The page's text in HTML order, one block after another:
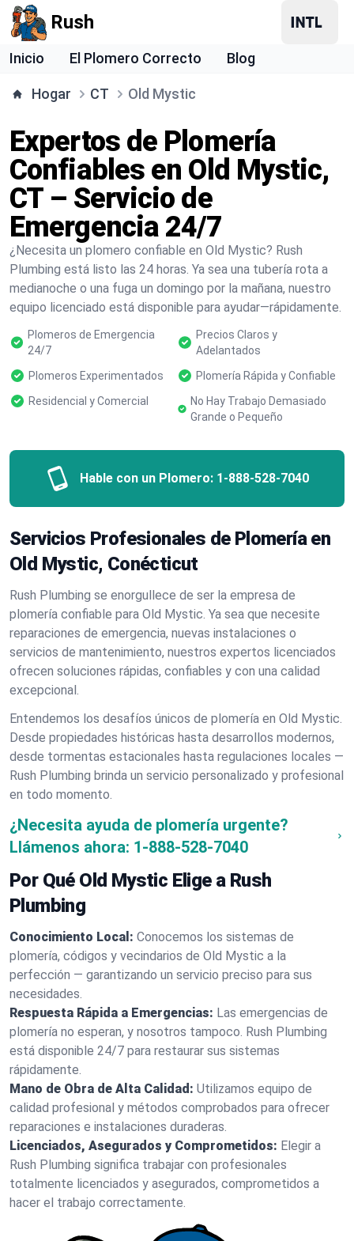
Rush
Inicio El Plomero Correcto Blog
Hogar CT Old Mystic
Expertos de Plomería
Confiables en Old Mystic,
CT – Servicio de
Emergencia 24/7
¿Necesita un plomero confiable en Old Mystic? Rush
Plumbing está listo las 24 horas. Ya sea una tubería rota a
medianoche o una fuga un domingo por la mañana, nuestro
equipo licenciado está disponible para ayudar—rápidamente.
Plomeros de Emergencia
24/7
Precios Claros y
Adelantados
Plomeros Experimentados
Plomería Rápida y Confiable
Residencial y Comercial
No Hay Trabajo Demasiado
Grande o Pequeño
Hable con un Plomero: 1-888-528-7040
Servicios Profesionales de Plomería en
Old Mystic, Conécticut
Rush Plumbing se enorgullece de ser la empresa de
plomería confiable para Old Mystic. Ya sea que necesite
reparaciones de emergencia, nuevas instalaciones o
servicios de mantenimiento, nuestros expertos licenciados
ofrecen soluciones rápidas, confiables y con una calidad
excepcional.
Entendemos los desafíos únicos de plomería en Old Mystic.
Desde propiedades históricas hasta desarrollos modernos,
desde tormentas estacionales hasta regulaciones locales —
Rush Plumbing brinda un servicio personalizado y profesional
en todo momento.
¿Necesita ayuda de plomería urgente?
Llámenos ahora: 1-888-528-7040
Por Qué Old Mystic Elige a Rush
Plumbing
Conocimiento Local: Conocemos los sistemas de
plomería, códigos y vecindarios de Old Mystic a la
perfección — garantizando un servicio preciso para sus
necesidades.
Respuesta Rápida a Emergencias: Las emergencias de
plomería no esperan, y nosotros tampoco. Rush Plumbing
está disponible 24/7 para restaurar sus sistemas
rápidamente.
Mano de Obra de Alta Calidad: Utilizamos equipo de
calidad profesional y métodos comprobados para ofrecer
reparaciones e instalaciones duraderas.
Licenciados, Asegurados y Comprometidos: Elegir a
Rush Plumbing significa trabajar con profesionales
totalmente licenciados y asegurados, comprometidos a
hacer el trabajo correctamente.